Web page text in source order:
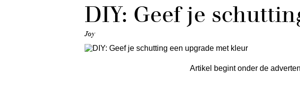
DIY: Geef je
Joy
Artikel begint onder de